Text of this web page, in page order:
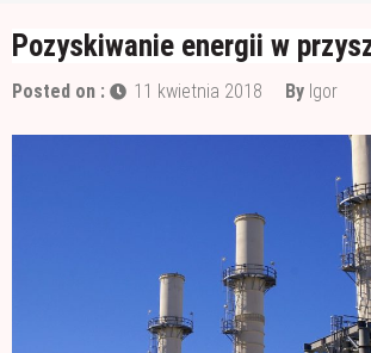
Wałek czy pędzel – czym lepiej malować?
Materiały budowlane potrzebne do ocieplenia
Pozyskiwanie energii w
Posted on : 11 kwietnia 2018 By Igor